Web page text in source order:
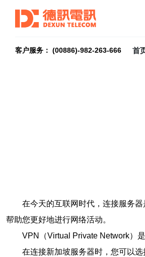
客户服务： (00886)-982-263-666 首
在今天的互联网时代，连接服务
帮助您更好地进行网络活动。
VPN（Virtual Private Network）
在连接新加坡服务器时，您可以